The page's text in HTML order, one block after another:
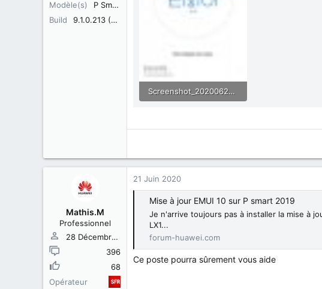
Modèle(s)
P Smart Z
Build
9.1.0.213 (C431E2R1P1)
Screenshot_20200620_004323_com.huawei.android.hwouc.jpg
Mathis.M
Professionnel
28 Décembre 2019
396
68
Opérateur
21 Juin 2020
Mise à jour EMUI 10 sur P smart 2019
Je n'arrive toujours pas à installer la mise à
LX1...
forum-huawei.com
Ce poste pourra sûrement vous aide